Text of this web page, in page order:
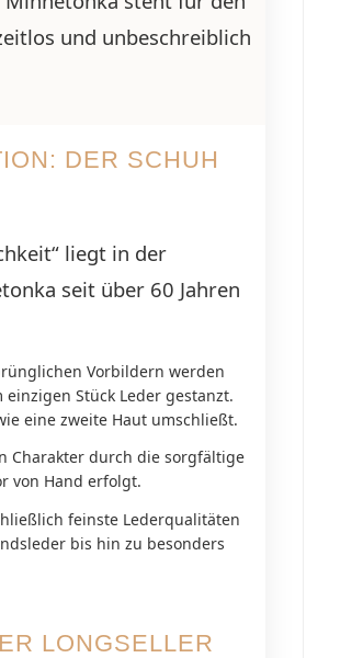
und unbeschreiblich
DER SCHUH
liegt in der
seit über 60 Jahren
Vorbildern werden
Stück Leder gestanzt.
eine zweite Haut umschließt.
Charakter durch die sorgfältige
von Hand erfolgt.
feinste Lederqualitäten
bis hin zu besonders
LONGSELLER